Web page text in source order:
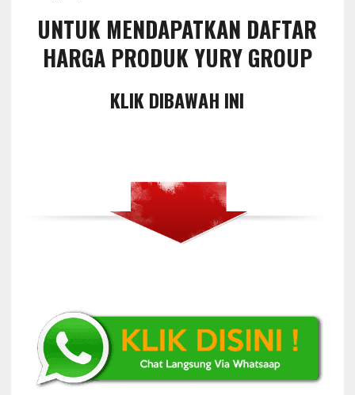
UNTUK MENDAPATKAN DAFTAR
HARGA PRODUK YURY GROUP
KLIK DIBAWAH INI